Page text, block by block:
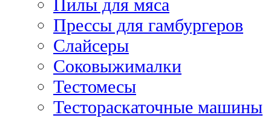
Пилы для мяса
Прессы для гамбургеров
Слайсеры
Соковыжималки
Тестомесы
Тестораскаточные машины